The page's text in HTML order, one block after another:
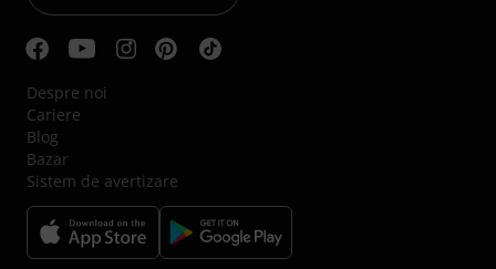
Despre noi
Cariere
Blog
Bazar
Sistem de avertizare